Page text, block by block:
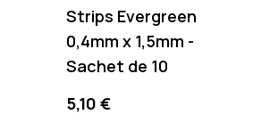
Strips Evergreen
0,4mm x 1,5mm -
Sachet de 10
Precio
5,10 €